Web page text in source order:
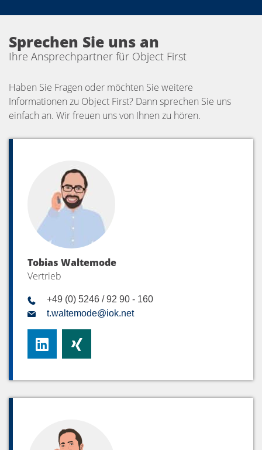
Sprechen Sie uns an
Ihre Ansprechpartner für Object First
Haben Sie Fragen oder möchten Sie weitere
Informationen zu Object First? Dann sprechen Sie uns
einfach an. Wir freuen uns von Ihnen zu hören.
Tobias Waltemode
Vertrieb
+49 (0) 5246 / 92 90 - 160
t.waltemode@iok.net